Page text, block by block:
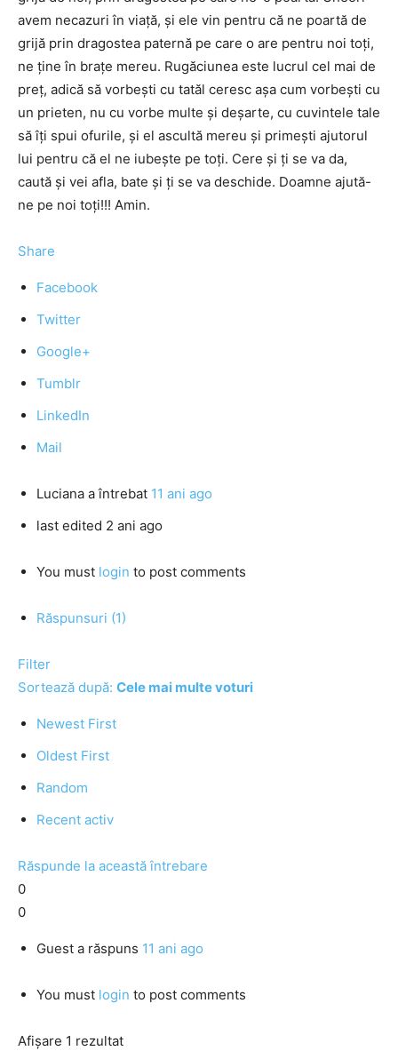
avem necazuri în viață, și ele vin pentru că ne poartă de
grijă prin dragostea paternă pe care o are pentru noi toți,
ne ține în brațe mereu. Rugăciunea este lucrul cel mai de
preț, adică să vorbești cu tatăl ceresc așa cum vorbești cu
un prieten, nu cu vorbe multe și deșarte, cu cuvintele tale
să îți spui ofurile, și el ascultă mereu și primești ajutorul
lui pentru că el ne iubește pe toți. Cere și ți se va da,
caută și vei afla, bate și ți se va deschide. Doamne ajută-
ne pe noi toți!!! Amin.
Share
Facebook
Twitter
Google+
Tumblr
LinkedIn
Mail
Luciana a întrebat 11 ani ago
last edited 2 ani ago
You must login to post comments
Răspunsuri (1)
Filter
Sortează după: Cele mai multe voturi
Newest First
Oldest First
Random
Recent activ
Răspunde la această întrebare
0
0
Guest a răspuns 11 ani ago
You must login to post comments
Afișare 1 rezultat